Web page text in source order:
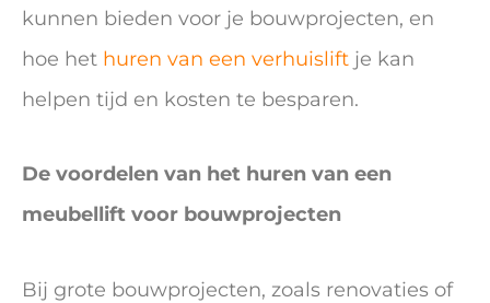
kunnen bieden voor je bouwprojecten, en
hoe het huren van een verhuislift je kan
helpen tijd en kosten te besparen.
De voordelen van het huren van een
meubellift voor bouwprojecten
Bij grote bouwprojecten, zoals renovaties of